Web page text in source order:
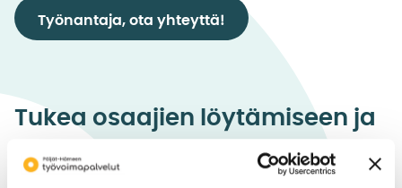
Työnantaja, ota yhteyttä!
Tukea osaajien löytämiseen ja
rekrytointiin